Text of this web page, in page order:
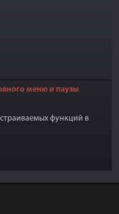
меню и паузы
функций в